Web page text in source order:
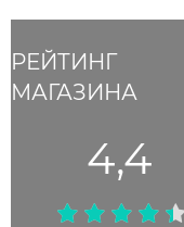
РЕЙТИНГ
МАГАЗИНА
4,4